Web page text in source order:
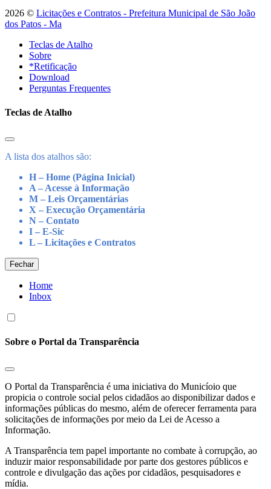
2026 © Licitações e Contratos - Prefeitura Municipal de São João
dos Patos - Ma
Teclas de Atalho
Sobre
*Retificação
Download
Perguntas Frequentes
Teclas de Atalho
A lista dos atalhos são:
H – Home (Página Inicial)
A – Acesse à Informação
M – Leis Orçamentárias
X – Execução Orçamentária
N – Contato
I – E-Sic
L – Licitações e Contratos
Fechar
Home
Inbox
Sobre o Portal da Transparência
O Portal da Transparência é uma iniciativa do Municíoio que
propicia o controle social pelos cidadãos ao disponibilizar dados e
informações públicas do mesmo, além de oferecer ferramenta para
solicitações de informações por meio da Lei de Acesso a
Informação.
A Transparência tem papel importante no combate à corrupção, ao
induzir maior responsabilidade por parte dos gestores públicos e
controle e divulgação das ações por cidadãos, pesquisadores e
mídia.